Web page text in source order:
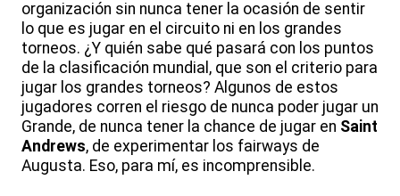
organización sin nunca tener la ocasión de sentir
lo que es jugar en el circuito ni en los grandes
torneos. ¿Y quién sabe qué pasará con los puntos
de la clasificación mundial, que son el criterio para
jugar los grandes torneos? Algunos de estos
jugadores corren el riesgo de nunca poder jugar un
Grande, de nunca tener la chance de jugar en Saint
Andrews, de experimentar los fairways de
Augusta. Eso, para mí, es incomprensible.